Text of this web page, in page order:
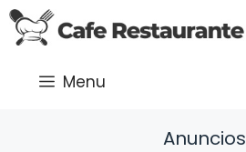
Saltar
al
Menu
Anuncios